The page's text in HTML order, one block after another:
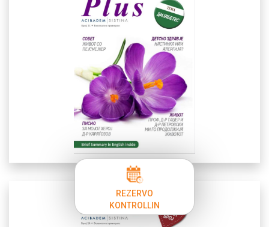
REZERVO
KONTROLLIN